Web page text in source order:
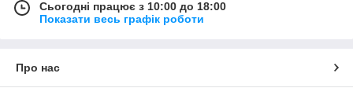
Сьогодні працює з 10:00 до 18:00
Показати весь графік роботи
Про нас